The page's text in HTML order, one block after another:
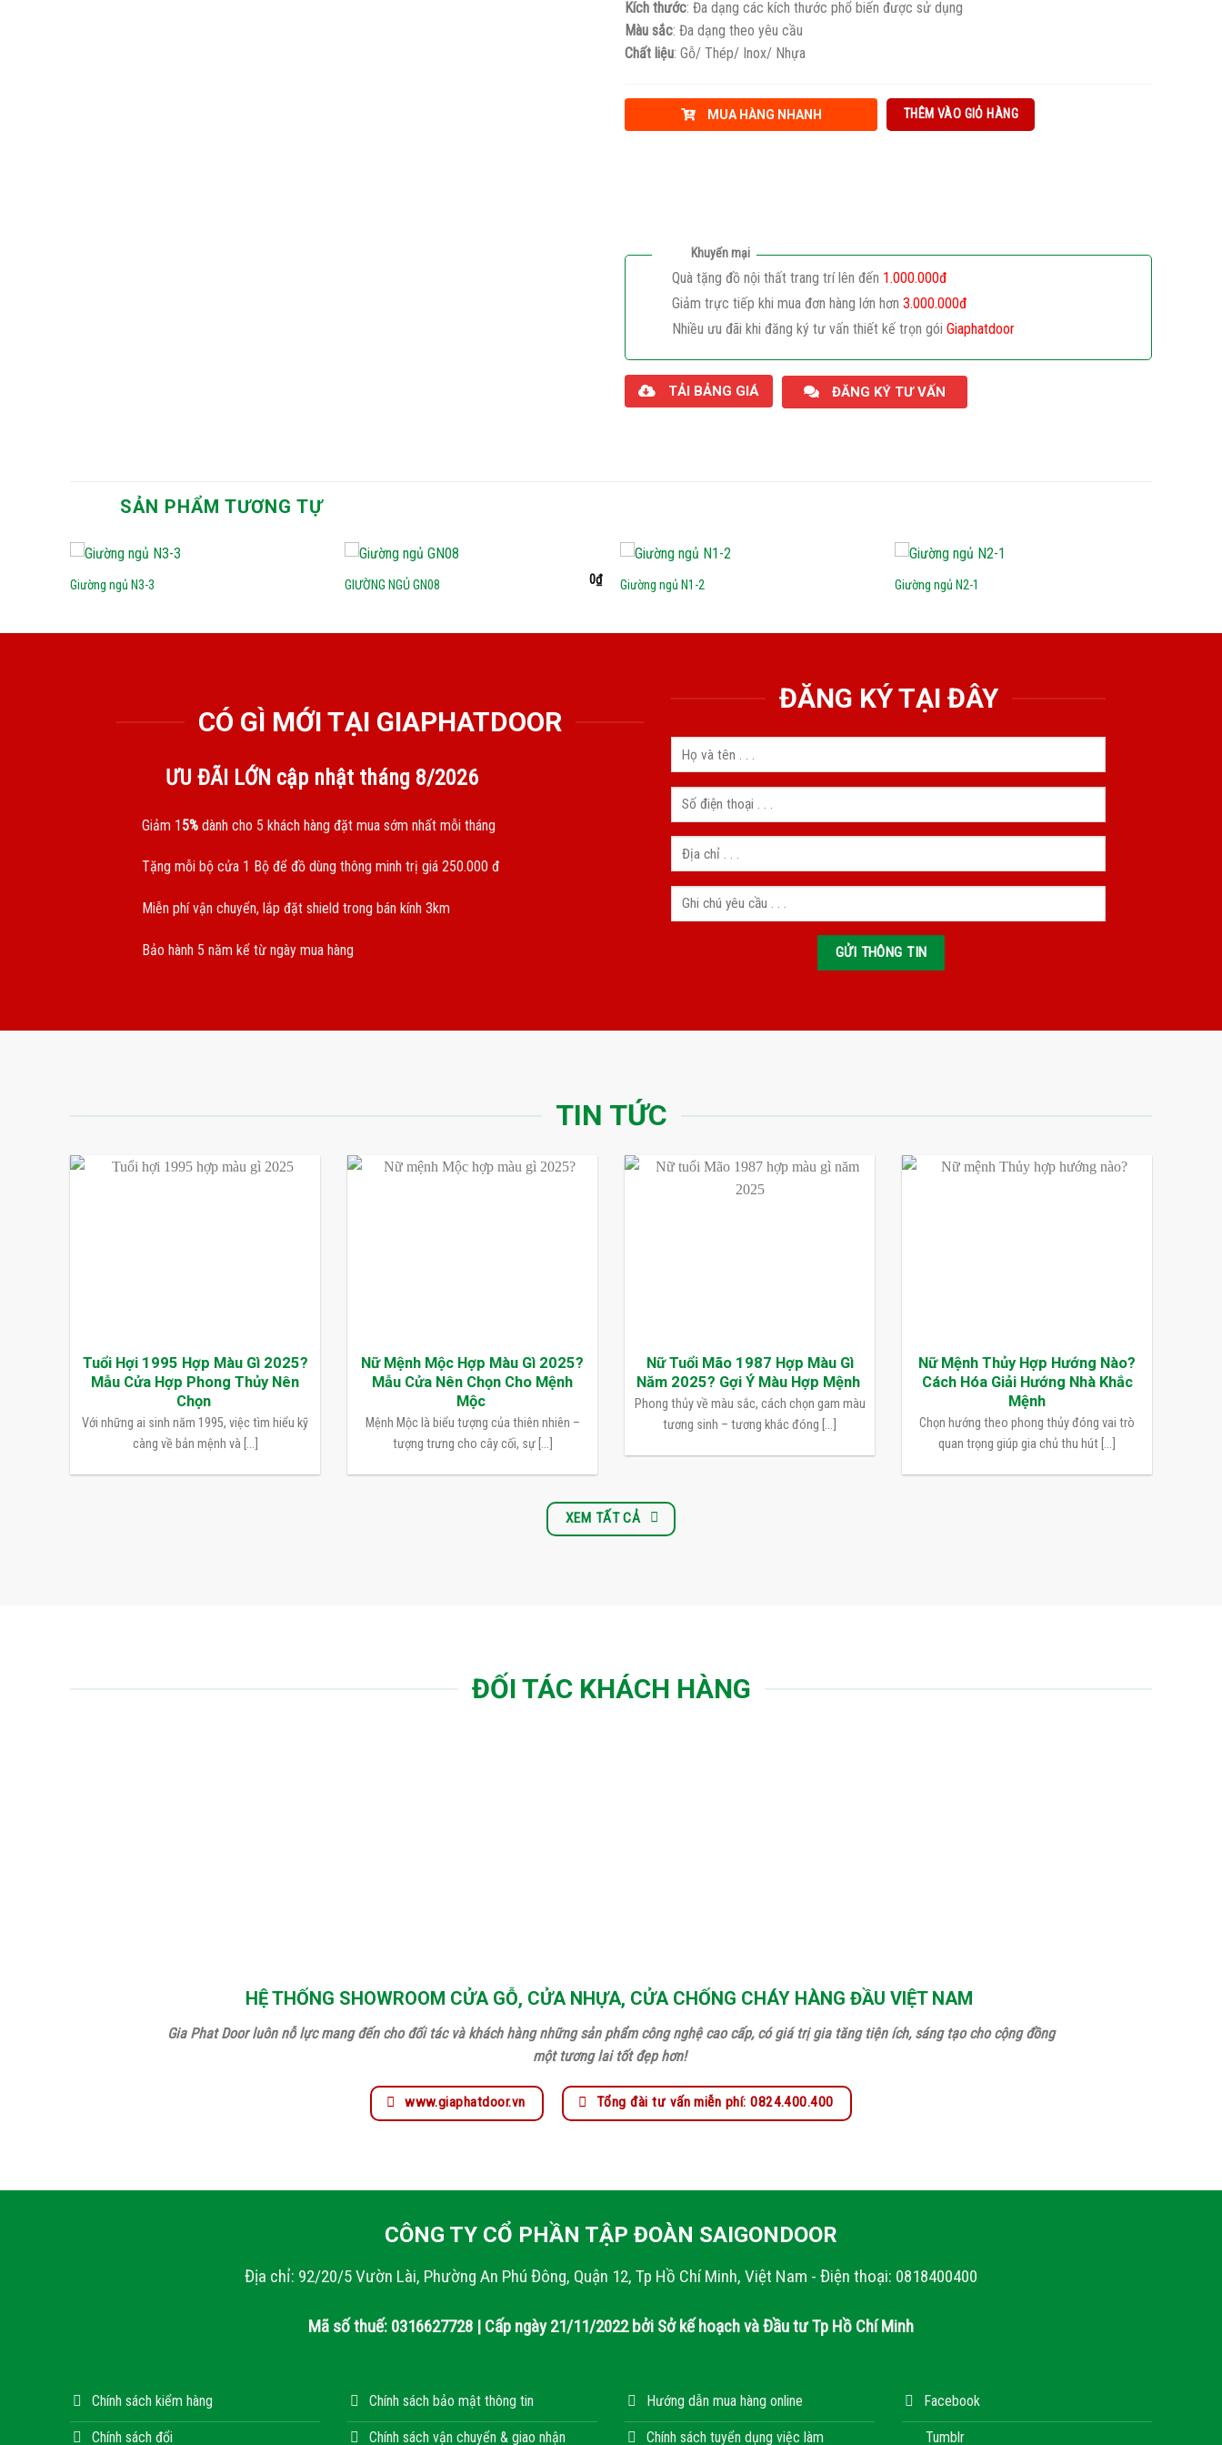
Kích thước: Đa dạng các kích thước phổ biến được sử dụng
Màu sắc: Đa dạng theo yêu cầu
Chất liệu: Gỗ/ Thép/ Inox/ Nhựa
MUA HÀNG NHANH THÊM VÀO GIỎ HÀNG
Khuyến mại
Quà tặng đồ nội thất trang trí lên đến 1.000.000đ
Giảm trực tiếp khi mua đơn hàng lớn hơn 3.000.000đ
Nhiều ưu đãi khi đăng ký tư vấn thiết kế trọn gói Giaphatdoor
TẢI BẢNG GIÁ ĐĂNG KÝ TƯ VẤN
SẢN PHẨM TƯƠNG TỰ
Giường ngủ N3-3 GIƯỜNG NGỦ GN08 0₫ Giường ngủ N1-2 Giường ngủ N2-1
CÓ GÌ MỚI TẠI GIAPHATDOOR
ƯU ĐÃI LỚN cập nhật tháng 8/2026
Giảm 15%dành cho 5 khách hàng đặt mua sớm nhất mỗi tháng
Tặng mỗi bộ cửa 1 Bộ để đồ dùng thông minh trị giá 250.000 đ
Miễn phí vận chuyển, lắp đặt shield trong bán kính 3km
Bảo hành 5 năm kể từ ngày mua hàng
ĐĂNG KÝ TẠI ĐÂY
TIN TỨC
Tuổi Hợi 1995 Hợp Màu Gì 2025?
Mẫu Cửa Hợp Phong Thủy Nên
Chọn
Với những ai sinh năm 1995, việc tìm hiểu kỹ
càng về bản mệnh và [...]
Nữ Mệnh Mộc Hợp Màu Gì 2025?
Mẫu Cửa Nên Chọn Cho Mệnh
Mộc
Mệnh Mộc là biểu tượng của thiên nhiên –
tượng trưng cho cây cối, sự [...]
Nữ Tuổi Mão 1987 Hợp Màu Gì
Năm 2025? Gợi Ý Màu Hợp Mệnh
Phong thủy về màu sắc, cách chọn gam màu
tương sinh – tương khắc đóng [...]
Nữ Mệnh Thủy Hợp Hướng Nào?
Cách Hóa Giải Hướng Nhà Khắc
Mệnh
Chọn hướng theo phong thủy đóng vai trò
quan trọng giúp gia chủ thu hút [...]
XEM TẤT CẢ
ĐỐI TÁC KHÁCH HÀNG
HỆ THỐNG SHOWROOM CỬA GỖ, CỬA NHỰA, CỬA CHỐNG CHÁY HÀNG ĐẦU VIỆT NAM
Gia Phat Door luôn nỗ lực mang đến cho đối tác và khách hàng những sản phẩm công nghệ cao cấp, có giá trị gia tăng tiện ích, sáng tạo cho cộng đồng
một tương lai tốt đẹp hơn!
www.giaphatdoor.vn Tổng đài tư vấn miễn phí: 0824.400.400
CÔNG TY CỔ PHẦN TẬP ĐOÀN SAIGONDOOR
Địa chỉ: 92/20/5 Vườn Lài, Phường An Phú Đông, Quận 12, Tp Hồ Chí Minh, Việt Nam - Điện thoại: 0818400400
Mã số thuế: 0316627728 | Cấp ngày 21/11/2022 bởi Sở kế hoạch và Đầu tư Tp Hồ Chí Minh
Chính sách kiểm hàng
Chính sách đổi
Chính sách bảo mật thông tin
Chính sách vận chuyển & giao nhận
Hướng dẫn mua hàng online
Chính sách tuyển dụng việc làm
Facebook
Tumblr